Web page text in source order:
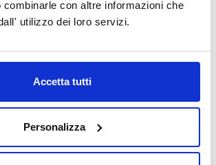
combinarle con altre informazioni che
utilizzo dei loro servizi.
Accetta tutti
Personalizza
specializzato in pratiche
progettazione e
principalmente nel
bresciano, cerca
architetto, anche